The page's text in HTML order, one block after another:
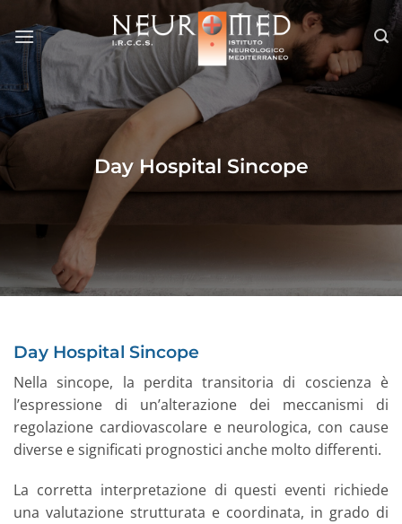
ai
contenuti
Day Hospital Sincope
Day Hospital Sincope
Nella sincope, la perdita transitoria di coscienza è
l’espressione di un’alterazione dei meccanismi di
regolazione cardiovascolare e neurologica, con cause
diverse e significati prognostici anche molto differenti.
La corretta interpretazione di questi eventi richiede
una valutazione strutturata e coordinata, in grado di